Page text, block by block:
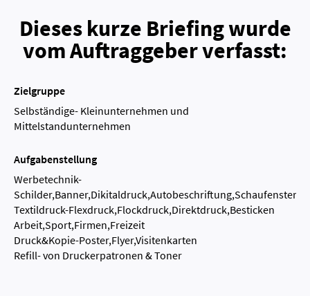
Dieses kurze Briefing wurde
vom Auftraggeber verfasst:
Zielgruppe
Selbständige- Kleinunternehmen und
Mittelstandunternehmen
Aufgabenstellung
Werbetechnik-
Textildruck-Flexdruck,Flockdruck,Direktdruck,Besticken
Arbeit,Sport,Firmen,Freizeit
Druck&Kopie-Poster,Flyer,Visitenkarten
Refill- von Druckerpatronen & Toner